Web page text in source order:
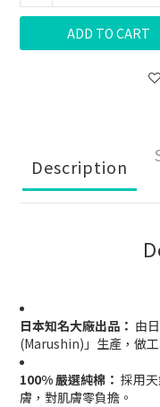
ADD TO CART
Description
日本知名大廠出品： 由
(Marushin)」生產，做
100% 嚴選純棉： 採用
膚，對肌膚零負擔。